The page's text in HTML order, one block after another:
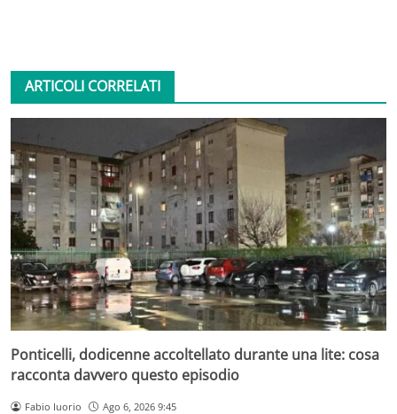
ARTICOLI CORRELATI
Ponticelli, dodicenne accoltellato durante una lite: cosa
racconta davvero questo episodio
Fabio Iuorio Ago 6, 2026 9:45